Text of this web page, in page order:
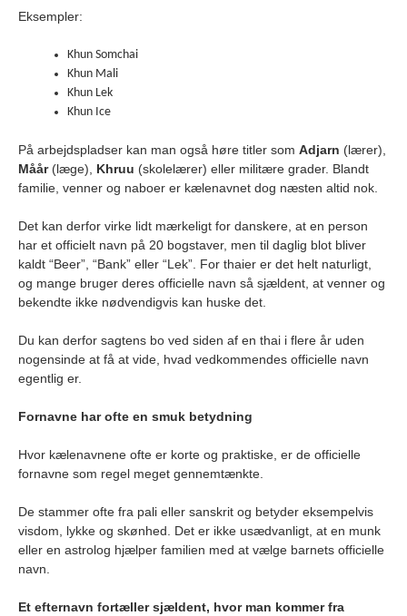
Eksempler:
Khun Somchai
Khun Mali
Khun Lek
Khun Ice
På arbejdspladser kan man også høre titler som Adjarn (lærer),
Måår(læge), Khruu (skolelærer) eller militære grader. Blandt
familie, venner og naboer er kælenavnet dog næsten altid nok.
Det kan derfor virke lidt mærkeligt for danskere, at en person
har et officielt navn på 20 bogstaver, men til daglig blot bliver
kaldt “Beer”, “Bank” eller “Lek”. For thaier er det helt naturligt,
og mange bruger deres officielle navn så sjældent, at venner og
bekendte ikke nødvendigvis kan huske det.
Du kan derfor sagtens bo ved siden af en thai i flere år uden
nogensinde at få at vide, hvad vedkommendes officielle navn
egentlig er.
Fornavne har ofte en smuk betydning
Hvor kælenavnene ofte er korte og praktiske, er de officielle
fornavne som regel meget gennemtænkte.
De stammer ofte fra pali eller sanskrit og betyder eksempelvis
visdom, lykke og skønhed. Det er ikke usædvanligt, at en munk
eller en astrolog hjælper familien med at vælge barnets officielle
navn.
Et efternavn fortæller sjældent, hvor man kommer fra